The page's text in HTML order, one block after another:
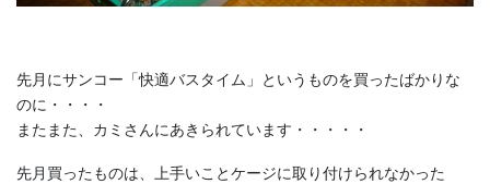
先月にサンコー「快適バスタイム」というものを買ったばかりな
のに・・・・
またまた、カミさんにあきられています・・・・・
先月買ったものは、上手いことケージに取り付けられなかった